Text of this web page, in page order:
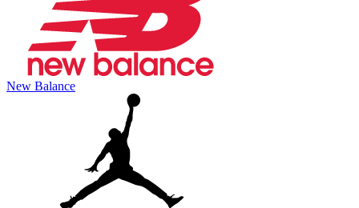
New Balance